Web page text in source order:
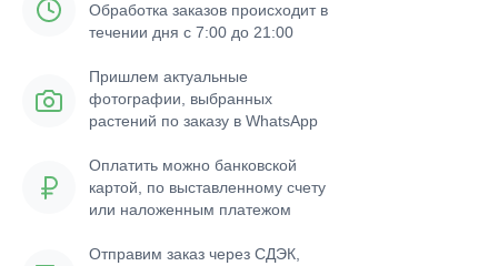
Обработка заказов происходит в
течении дня с 7:00 до 21:00
Пришлем актуальные
фотографии, выбранных
растений по заказу в WhatsApp
Отправим заказ через СДЭК,
Оплатить можно банковской
картой, по выставленному счету
или наложенным платежом